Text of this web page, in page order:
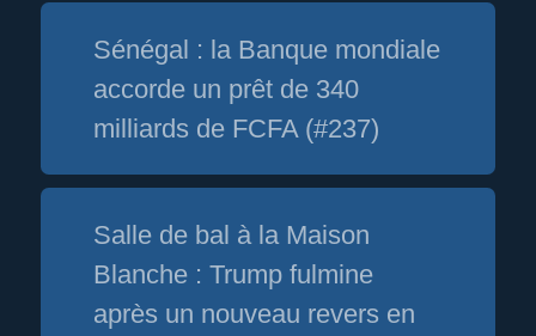
Sénégal : la Banque mondiale
accorde un prêt de 340
milliards de FCFA (#237)
Salle de bal à la Maison
Blanche : Trump fulmine
après un nouveau revers en